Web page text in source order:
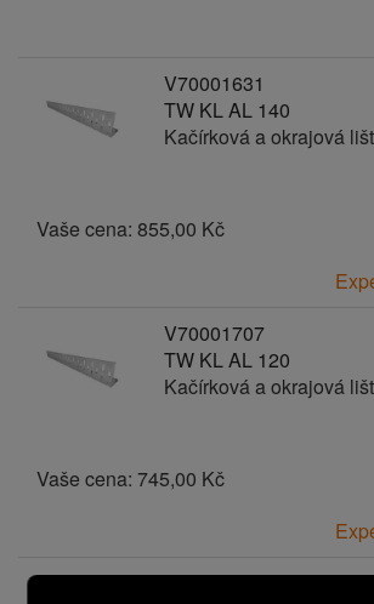
V70001631
TW KL AL 140
Kačírková a okrajová
Vaše cena: 855,00 Kč
V70001707
TW KL AL 120
Kačírková a okrajová
Vaše cena: 745,00 Kč
V70001645